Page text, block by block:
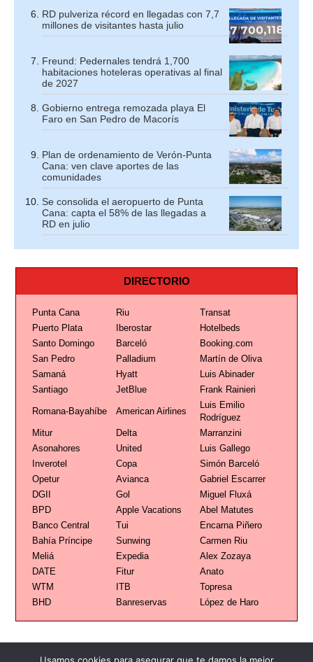
RD pulveriza récord en llegadas con 7,7
millones de visitantes hasta julio
Freund: Pedernales tendrá 1,700
habitaciones hoteleras operativas al final
de 2027
Gobierno entrega remozada playa El
Faro en San Pedro de Macorís
Plan de ordenamiento de Verón-Punta
Cana: ven clave aportes de las
comunidades
Se consolida el aeropuerto de Punta
Cana: capta el 58% de las llegadas a
RD en julio
DIRECTORIO
Punta Cana Riu
Transat
Puerto Plata
Iberostar
Hotelbeds
Santo Domingo
Barceló
Booking.com
San Pedro
Palladium
Martín de Oliva
Samaná
Hyatt
Luis Abinader
Santiago
JetBlue Frank Rainieri
Romana-Bayahíbe American Airlines
Luis Emilio
Rodríguez
Mitur
Delta
Marranzini
Asonahores
United
Luis Gallego
Inverotel
Copa
Simón Barceló
Opetur
Avianca
Gabriel Escarrer
DGII
Gol
Miguel Fluxá
BPD
Apple Vacations
Abel Matutes
Banco Central
Tui
Encarna Piñero
Bahía Príncipe
Sunwing
Carmen Riu
Meliá
Expedia
Alex Zozaya
DATE
Fitur
Anato
WTM
ITB
Topresa
BHD
Banreservas López de Haro